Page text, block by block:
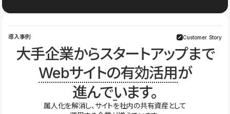
導入事例 Customer Story
大手企業からスタートアップまで
Webサイトの有効活用が
進んでいます。
属人化を解消し、サイトを社内の共有資産として